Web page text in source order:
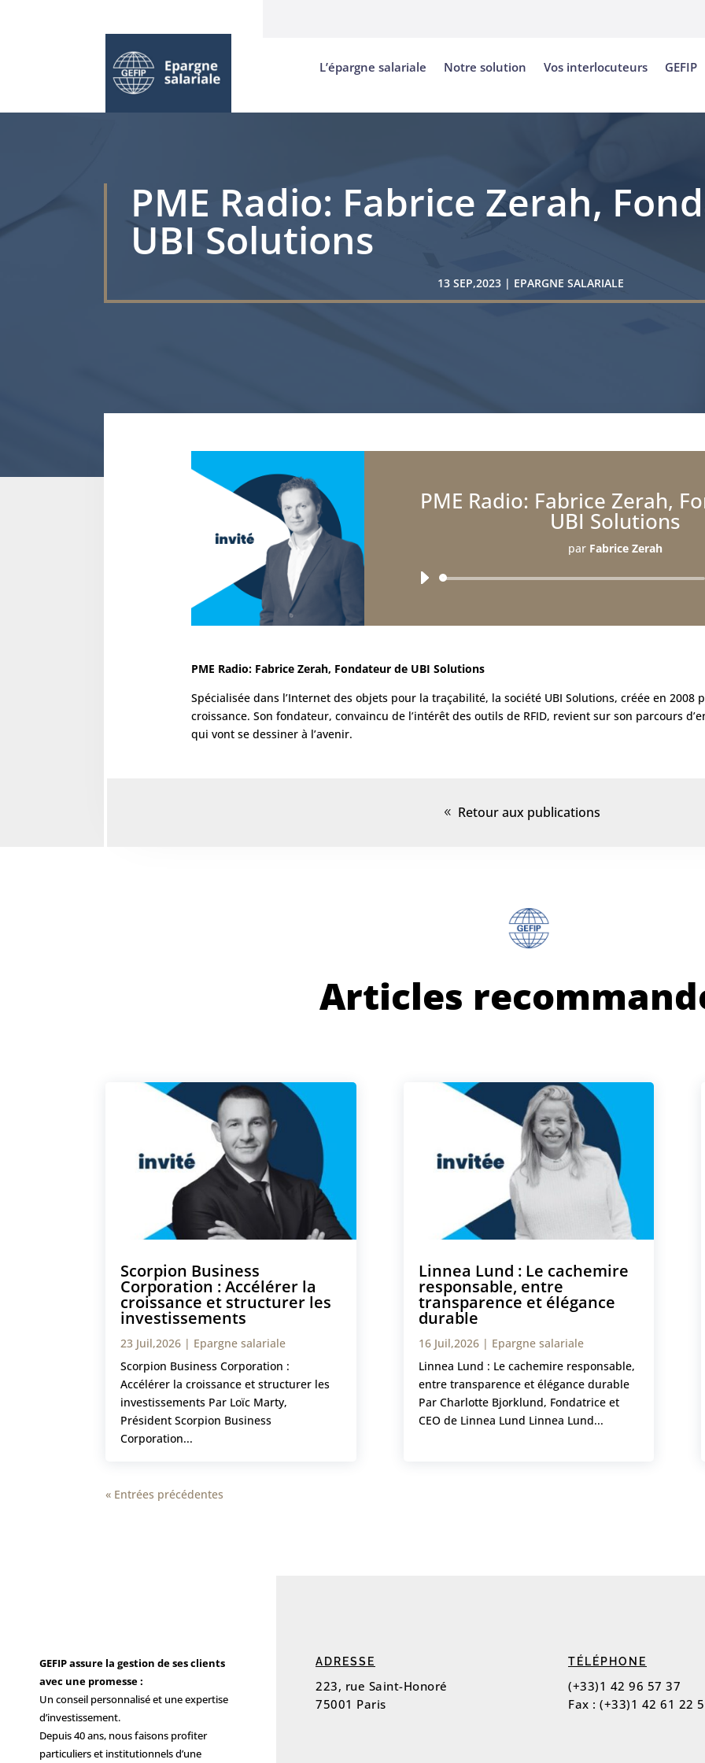
L’épargne salariale Notre solution Vos interlocuteurs GEFIP
PME Radio: Fabrice Zerah,
UBI Solutions
13 SEP,2023| EPARGNE SALARIALE
PME Radio: Fabrice Zerah,
UBI Solutions
par Fabrice Zerah
Lecteur
PME Radio: Fabrice Zerah, Fondateur de UBI Solutions
Spécialisée dans l’Internet des objets pour la traçabilité, la société UBI Solutions, créée en 2008
croissance. Son fondateur, convaincu de l’intérêt des outils de RFID, revient sur son parcours
qui vont se dessiner à l’avenir.
Retour aux publications
Articles
Scorpion Business
Corporation : Accélérer la
croissance et structurer les
investissements
23 Juil,2026 | Epargne salariale
Scorpion Business Corporation :
Accélérer la croissance et structurer les
investissements Par Loïc Marty,
Président Scorpion Business
Corporation...
Linnea Lund : Le cachemire
responsable, entre
transparence et élégance
durable
16 Juil,2026| Epargne salariale
Linnea Lund : Le cachemire responsable,
entre transparence et élégance durable
Par Charlotte Bjorklund, Fondatrice et
CEO de Linnea Lund Linnea Lund...
« Entrées précédentes
GEFIP assure la gestion de ses clients
avec une promesse :
Un conseil personnalisé et une expertise
d’investissement.
Depuis 40 ans, nous faisons profiter
particuliers et institutionnels d’une
ADRESSE
223, rue Saint-Honoré
75001 Paris
TÉLÉPHONE
(+33)1 42 96 57 37
Fax : (+33)1 42 61 22